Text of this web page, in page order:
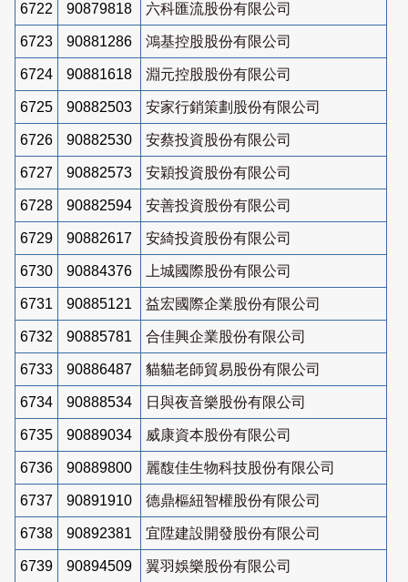
6722 90879818 六科匯流股份有限公司
6723 90881286 鴻基控股股份有限公司
6724 90881618 淵元控股股份有限公司
6725 90882503 安家行銷策劃股份有限公司
6726 90882530 安蔡投資股份有限公司
6727 90882573 安穎投資股份有限公司
6728 90882594 安善投資股份有限公司
6729 90882617 安綺投資股份有限公司
6730 90884376 上城國際股份有限公司
6731 90885121 益宏國際企業股份有限公司
6732 90885781 合佳興企業股份有限公司
6733 90886487 貓貓老師貿易股份有限公司
6734 90888534 日與夜音樂股份有限公司
6735 90889034 威康資本股份有限公司
6736 90889800 麗馥佳生物科技股份有限公司
6737 90891910 德鼎樞紐智權股份有限公司
6738 90892381 宜陞建設開發股份有限公司
6739 90894509 翼羽娛樂股份有限公司